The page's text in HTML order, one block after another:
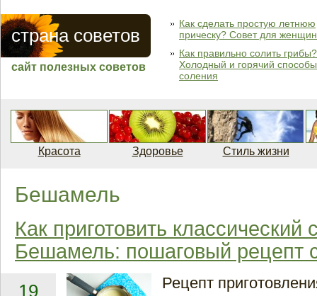
страна советов
сайт полезных советов
Как сделать простую летнюю
прическу? Совет для женщин
Как правильно солить грибы?
Холодный и горячий способы
соления
Красота Здоровье Стиль жизни
Бешамель
Как приготовить классический
Бешамель: пошаговый рецепт
19
Рецепт